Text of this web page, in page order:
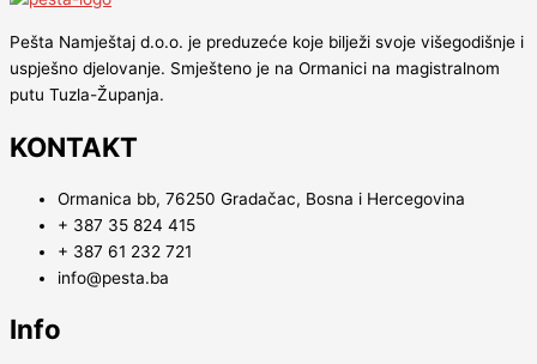
Pešta Namještaj d.o.o. je preduzeće koje bilježi svoje višegodišnje i
uspješno djelovanje. Smješteno je na Ormanici na magistralnom
putu Tuzla-Županja.
KONTAKT
Ormanica bb, 76250 Gradačac, Bosna i Hercegovina
+ 387 35 824 415
+ 387 61 232 721
info@pesta.ba
Info